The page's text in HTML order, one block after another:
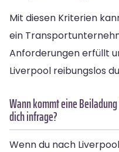
Mit diesen Kriterien
ein
Anforderungen erfüllt
Liverpool reibungslos
Wann kommt eine
dich infrage?
Wenn du nach